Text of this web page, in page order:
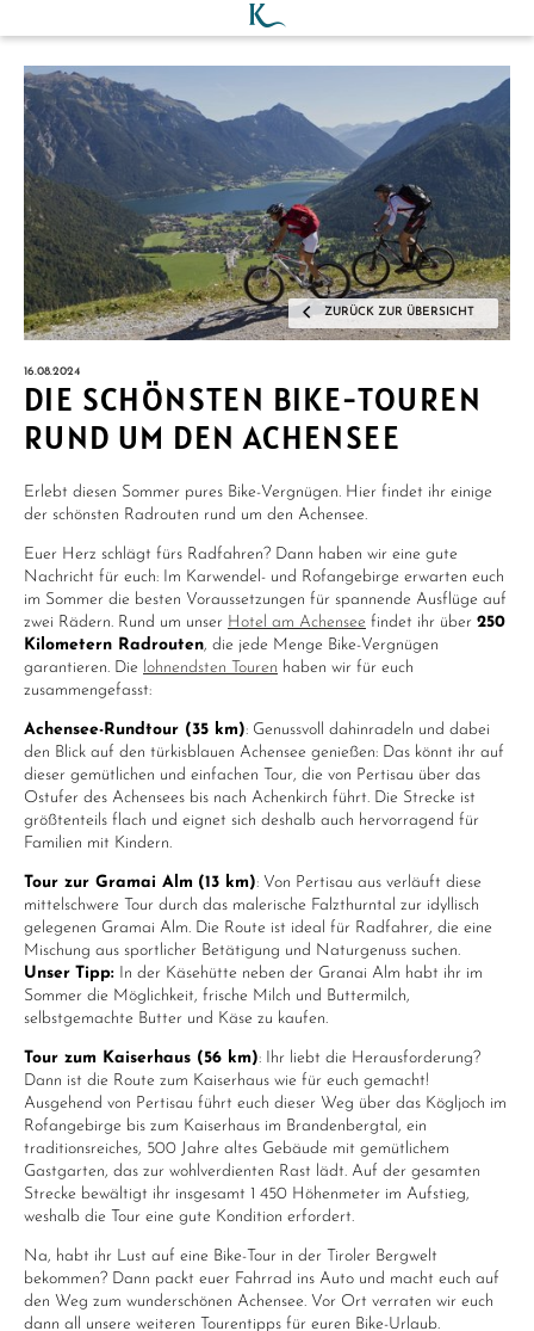
ZURÜCK ZUR ÜBERSICHT
16.08.2024
DIE SCHÖNSTEN BIKE-TOUREN
RUND UM DEN ACHENSEE
Erlebt diesen Sommer pures Bike-Vergnügen. Hier findet ihr einige
der schönsten Radrouten rund um den Achensee.
Euer Herz schlägt fürs Radfahren? Dann haben wir eine gute
Nachricht für euch: Im Karwendel- und Rofangebirge erwarten euch
im Sommer die besten Voraussetzungen für spannende Ausflüge auf
zwei Rädern. Rund um unser Hotel am Achensee findet ihr über 250
Kilometern Radrouten, die jede Menge Bike-Vergnügen
garantieren. Die lohnendsten Touren haben wir für euch
zusammengefasst:
Achensee-Rundtour (35 km): Genussvoll dahinradeln und dabei
den Blick auf den türkisblauen Achensee genießen: Das könnt ihr auf
dieser gemütlichen und einfachen Tour, die von Pertisau über das
Ostufer des Achensees bis nach Achenkirch führt. Die Strecke ist
größtenteils flach und eignet sich deshalb auch hervorragend für
Familien mit Kindern.
Tour zur Gramai Alm (13 km): Von Pertisau aus verläuft diese
mittelschwere Tour durch das malerische Falzthurntal zur idyllisch
gelegenen Gramai Alm. Die Route ist ideal für Radfahrer, die eine
Mischung aus sportlicher Betätigung und Naturgenuss suchen.
Unser Tipp: In der Käsehütte neben der Granai Alm habt ihr im
Sommer die Möglichkeit, frische Milch und Buttermilch,
selbstgemachte Butter und Käse zu kaufen.
Tour zum Kaiserhaus (56 km): Ihr liebt die Herausforderung?
Dann ist die Route zum Kaiserhaus wie für euch gemacht!
Ausgehend von Pertisau führt euch dieser Weg über das Kögljoch im
Rofangebirge bis zum Kaiserhaus im Brandenbergtal, ein
traditionsreiches, 500 Jahre altes Gebäude mit gemütlichem
Gastgarten, das zur wohlverdienten Rast lädt. Auf der gesamten
Strecke bewältigt ihr insgesamt 1 450 Höhenmeter im Aufstieg,
weshalb die Tour eine gute Kondition erfordert.
Na, habt ihr Lust auf eine Bike-Tour in der Tiroler Bergwelt
bekommen? Dann packt euer Fahrrad ins Auto und macht euch auf
den Weg zum wunderschönen Achensee. Vor Ort verraten wir euch
dann all unsere weiteren Tourentipps für euren Bike-Urlaub.